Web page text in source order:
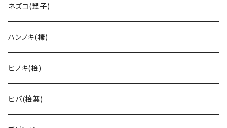
ネズコ(鼠子)
ハンノキ(榛)
ヒノキ(桧)
ヒバ(桧葉)